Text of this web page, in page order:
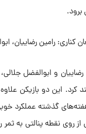
برود.
کناری: رامین رضاییان،
رضاییان و ابوالفضل
کرد. این دو بازیکن
گذشته عملکرد
روی نقطه پنالتی به